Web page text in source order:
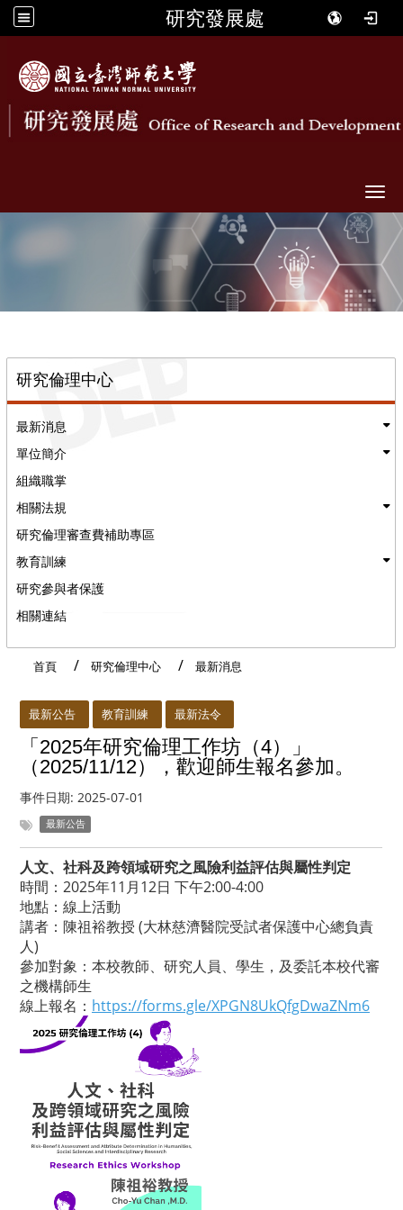
研究發展處
研究倫理中心
最新消息
單位簡介
組織職掌
相關法規
研究倫理審查費補助專區
教育訓練
研究參與者保護
相關連結
首頁 研究倫理中心 最新消息
最新公告 教育訓練 最新法令
「2025年研究倫理工作坊（4）」
（2025/11/12），歡迎師生報名參加。
事件日期: 2025-07-01
最新公告
人文、社科及跨領域研究之風險利益評估與屬性判定
時間：2025年11月12日 下午2:00-4:00
地點：線上活動
講者：陳祖裕教授 (大林慈濟醫院受試者保護中心總負責
人)
參加對象：本校教師、研究人員、學生，及委託本校代審
之機構師生
線上報名： https://forms.gle/XPGN8UkQfgDwaZNm6